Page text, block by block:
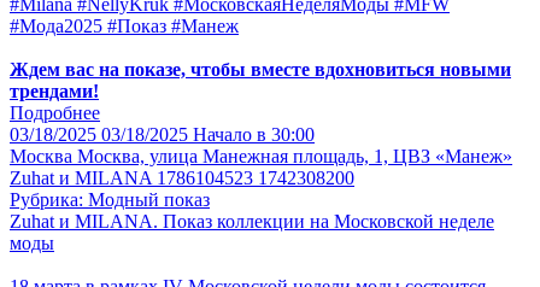
#Мода2025 #Показ #Манеж
Ждем вас на показе, чтобы вместе вдохновиться новыми
трендами!
Подробнее
03/18/2025 03/18/2025 Начало в 30:00
Москва Москва, улица Манежная площадь, 1, ЦВЗ «Манеж»
Zuhat и MILANA 1786104523 1742308200
Рубрика: Модный показ
Zuhat и MILANA. Показ коллекции на Московской неделе
моды